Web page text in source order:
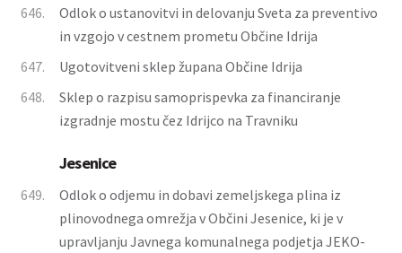
646.
Odlok o ustanovitvi in delovanju Sveta za preventivo
in vzgojo v cestnem prometu Občine Idrija
647.
Ugotovitveni sklep župana Občine Idrija
648.
Sklep o razpisu samoprispevka za financiranje
izgradnje mostu čez Idrijco na Travniku
Jesenice
649.
Odlok o odjemu in dobavi zemeljskega plina iz
plinovodnega omrežja v Občini Jesenice, ki je v
upravljanju Javnega komunalnega podjetja JEKO-